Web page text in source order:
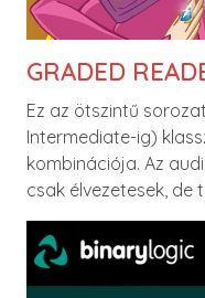
GRADED
Ez az ötszintű
Intermediate-ig)
kombinációja. Az
csak élvezetesek, de
Image